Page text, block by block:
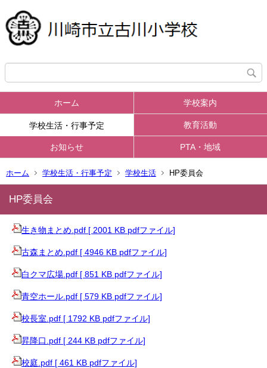
ホーム 学校案内
学校生活・行事予定 教育活動
お知らせ PTA・地域
ホーム 学校生活・行事予定 学校生活 HP委員会
HP委員会
生き物まとめ.pdf [ 2001 KB pdfファイル]
古森まとめ.pdf [ 4946 KB pdfファイル]
白クマ広場.pdf [ 851 KB pdfファイル]
青空ホール.pdf [ 579 KB pdfファイル]
校長室.pdf [ 1792 KB pdfファイル]
昇降口.pdf [ 244 KB pdfファイル]
校庭.pdf [ 461 KB pdfファイル]